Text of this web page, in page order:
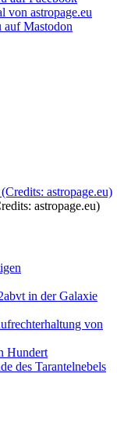
astropage.eu)
in der Galaxie
von
Hundert
des Tarantelnebels